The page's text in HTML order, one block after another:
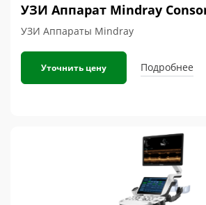
УЗИ Аппарат Mindray
УЗИ Аппараты Mindray
Уточнить цену Подробнее